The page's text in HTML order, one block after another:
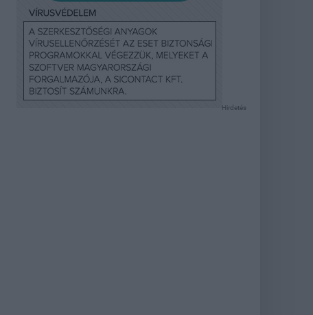
Hirdetés